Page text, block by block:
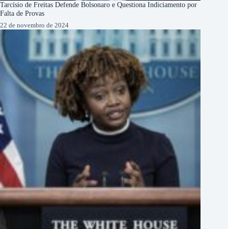
Tarcísio de Freitas Defende Bolsonaro e Questiona Indiciamento por
Falta de Provas
22 de novembro de 2024